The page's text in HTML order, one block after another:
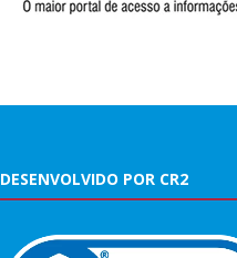
DESENVOLVIDO POR CR2